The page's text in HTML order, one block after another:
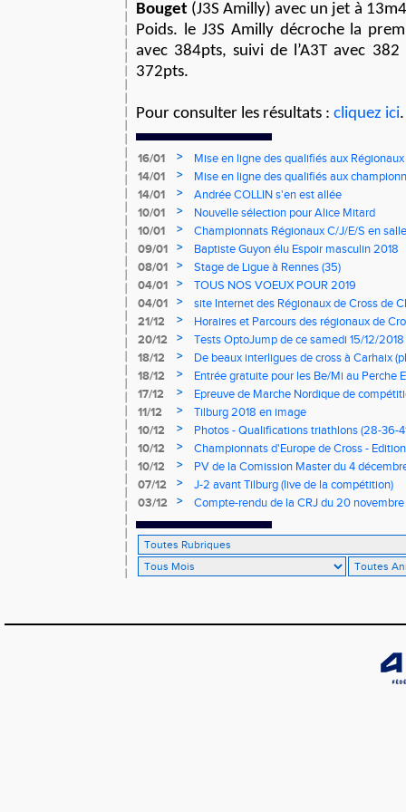
Bouget (J3S Amilly) avec un jet à
Poids. le J3S Amilly décroche la
avec 384pts, suivi de l’A3T avec 382
372pts.
Pour consulter les résultats : cliquez ici.
16/01 >
Mise en ligne des qualifiés aux
14/01
>
Mise en ligne des qualifiés aux
14/01
>
Andrée COLLIN s'en est allée
10/01
>
Nouvelle sélection pour Alice Mitard
10/01
>
Championnats Régionaux C/J/E/S en
mercredi à 9h00
09/01 >
Baptiste Guyon élu Espoir masculin 2018
08/01
>
Stage de Ligue à Rennes (35)
04/01
>
TOUS NOS VOEUX POUR 2019
04/01
>
site Internet des Régionaux de Cross de
21/12
>
Horaires et Parcours des régionaux de
20/12
>
Tests OptoJump de ce samedi 15/12/2018
18/12
>
De beaux interligues de cross à Carhaix
18/12
>
Entrée gratuite pour les Be/Mi au Perche
17/12
>
Epreuve de Marche Nordique de
de cross du Loir et Cher
11/12 >
Tilburg 2018 en image
10/12
>
Photos - Qualifications triathlons (28-36-
10/12
>
Championnats d'Europe de Cross -
10/12
>
PV de la Comission Master du 4
07/12
>
J-2 avant Tilburg (live de la compétition)
03/12
> Compte-rendu de la CRJ du 20 novembre